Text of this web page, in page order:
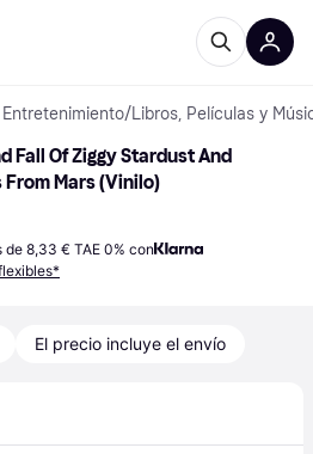
/Libros, Películas y
Fall Of Ziggy Stardust And
From Mars (Vinilo)
8,33 € TAE 0% con
El precio incluye el envío